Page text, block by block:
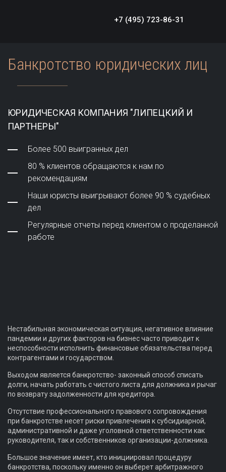
+7 (495) 723-86-31
Банкротство юридических лиц
ЮРИДИЧЕСКАЯ КОМПАНИЯ "ЛИПЕЦКИЙ И
ПАРТНЕРЫ"
Более 500 выигранных дел
80 % клиентов обращаются к нам по
рекомендациям
Наши юристы выигрывают более 90 % судебных
дел
Регулярные отчеты перед клиентом о проделанной
работе
Нестабильная экономическая ситуация, негативное влияние
пандемии и других факторов на бизнес часто приводит к
неспособности исполнить финансовые обязательства перед
контрагентами и государством.
Выходом является банкротство- законный способ списать
долги, начать работать с чистого листа для должника и рычаг
по возврату задолженности для кредитора.
Отсутствие профессионального правового сопровождения
при банкротстве несет риски привлечения к субсидиарной,
административной и даже уголовной ответственности как
руководителя, так и собственников организации-должника.
Большое значение имеет, кто инициировал процедуру
банкротства, поскольку именно он выберет арбитражного